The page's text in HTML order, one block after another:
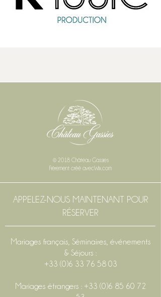
© 2018 Château Gassies
Fièrement créé avecWix.com
APPELEZ-NOUS MAINTENANT POUR
RÉSERVER
Mariages français, Séminaires, événements
& Séjours :
+33 (0)6 33 76 58 03
Mariages étrangers : +33 (0)6 85 60 72